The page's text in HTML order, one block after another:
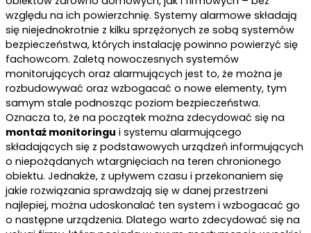
względu na ich powierzchnię. Systemy alarmowe składają
się niejednokrotnie z kilku sprzężonych ze sobą systemów
bezpieczeństwa, których instalację powinno powierzyć się
fachowcom. Zaletą nowoczesnych systemów
monitorujących oraz alarmujących jest to, że można je
rozbudowywać oraz wzbogacać o nowe elementy, tym
samym stale podnosząc poziom bezpieczeństwa.
Oznacza to, że na początek można zdecydować się na
montaż monitoringu i systemu alarmującego
składających się z podstawowych urządzeń informujących
o niepożądanych wtargnięciach na teren chronionego
obiektu. Jednakże, z upływem czasu i przekonaniem się
jakie rozwiązania sprawdzają się w danej przestrzeni
najlepiej, można udoskonalać ten system i wzbogacać go
o następne urządzenia. Dlatego warto zdecydować się na